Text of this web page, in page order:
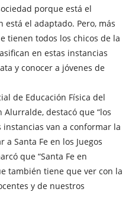
porque está el
el adaptado. Pero, más
tienen todos los chicos de la
en estas instancias
y conocer a jóvenes de
de Educación Física del
destacó que “los
van a conformar la
Santa Fe en los Juegos
que “Santa Fe en
también tiene que ver con la
y de nuestros